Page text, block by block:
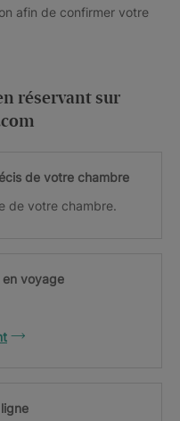
afin de confirmer votre
réservant sur
de votre chambre
de votre chambre.
en voyage